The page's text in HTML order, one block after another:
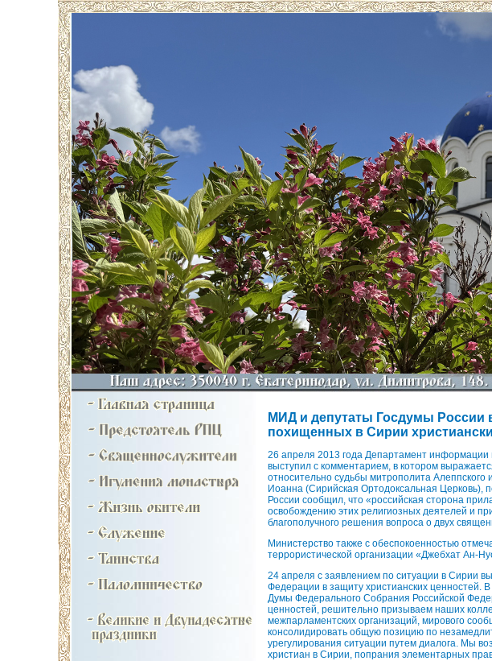
МИД и депутаты Госдумы России
похищенных в Сирии
26 апреля 2013 года Департамент
выступил с комментарием, в котором
относительно судьбы митрополита Алеппского
Иоанна (Сирийская Ортодоксальная Церковь),
России сообщил, что «российская сторона
освобождению этих религиозных деятелей и
благополучного решения вопроса о двух
Министерство также с обеспокоенностью
террористической организации «Джебхат Ан-
24 апреля с заявлением по ситуации в Сирии
Федерации в защиту христианских ценностей.
Думы Федерального Собрания Российской
ценностей, решительно призываем наших
межпарламентских организаций, мирового
консолидировать общую позицию по
урегулирования ситуации путем диалога. Мы
христиан в Сирии, попрания элементарных